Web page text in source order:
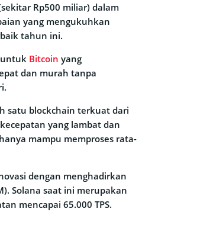
Rp500 miliar) dalam
yang mengukuhkan
tahun ini.
untuk Bitcoin yang
dan murah tanpa
satu blockchain terkuat dari
yang lambat dan
mampu memproses rata-
dengan menghadirkan
Solana saat ini merupakan
mencapai 65.000 TPS.